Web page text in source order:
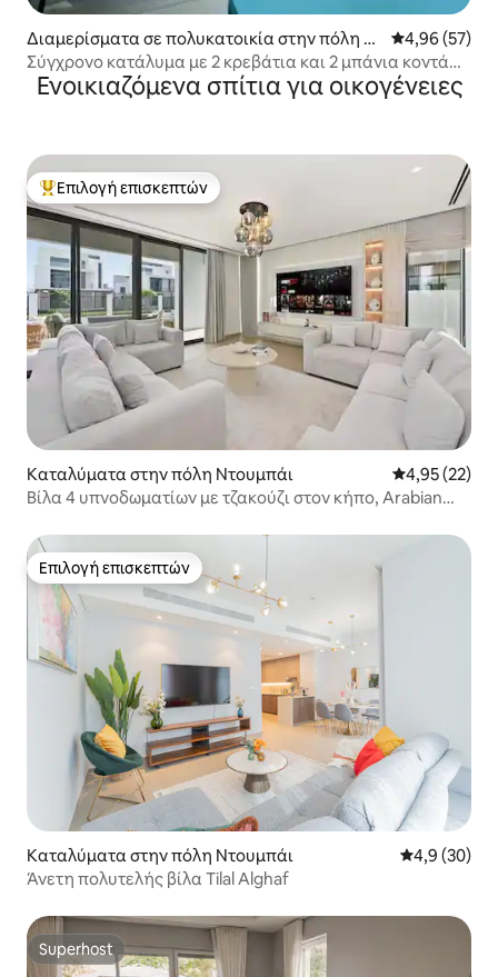
Διαμερίσματα σε πολυκατοικία στην πόλη Ν
τουμπάι
Μέση
4,96 (57)
Σύγχρονο κατάλυμα με 2 κρεβάτια και 2 μπάνια κοντά
στην παραλία με θέα στη μαρίνα
Ενοικιαζόμενα σπίτια για οικογένειες
Κορυφαία επιλογή επισκεπτών
Επιλογή επισκεπτών
Καταλύματα στην πόλη Ντουμπάι Μέση
4,95 (22)
Βίλα 4 υπνοδωματίων με τζακούζι στον κήπο, Arabian
Επιλογή επισκεπτών
Επιλογή επισκεπτών
Καταλύματα στην πόλη Ντουμπάι Μέση
4,9 (30)
Άνετη πολυτελής βίλα Tilal Alghaf
Superhost
Superhost